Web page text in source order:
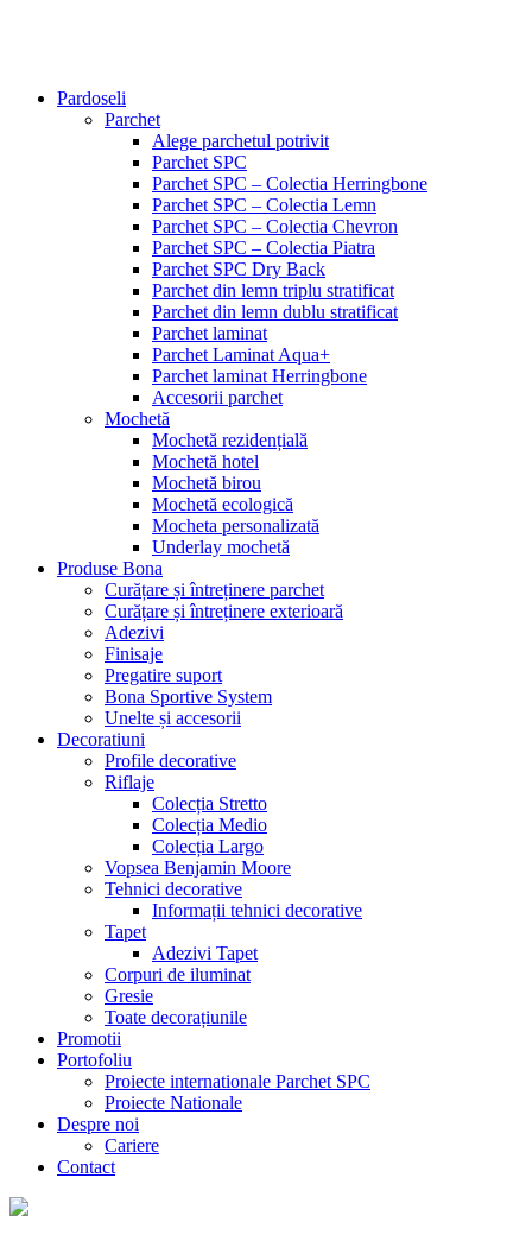
Pardoseli
Parchet
Alege parchetul potrivit
Parchet SPC
Parchet SPC – Colectia Herringbone
Parchet SPC – Colectia Lemn
Parchet SPC – Colectia Chevron
Parchet SPC – Colectia Piatra
Parchet SPC Dry Back
Parchet din lemn triplu stratificat
Parchet din lemn dublu stratificat
Parchet laminat
Parchet Laminat Aqua+
Parchet laminat Herringbone
Accesorii parchet
Mochetă
Mochetă rezidențială
Mochetă hotel
Mochetă birou
Mochetă ecologică
Mocheta personalizată
Underlay mochetă
Produse Bona
Curățare și întreținere parchet
Curățare și întreținere exterioară
Adezivi
Finisaje
Pregatire suport
Bona Sportive System
Unelte și accesorii
Decoratiuni
Profile decorative
Riflaje
Colecția Stretto
Colecția Medio
Colecția Largo
Vopsea Benjamin Moore
Tehnici decorative
Informații tehnici decorative
Tapet
Adezivi Tapet
Corpuri de iluminat
Gresie
Toate decorațiunile
Promotii
Portofoliu
Proiecte internationale Parchet SPC
Proiecte Nationale
Despre noi
Cariere
Contact